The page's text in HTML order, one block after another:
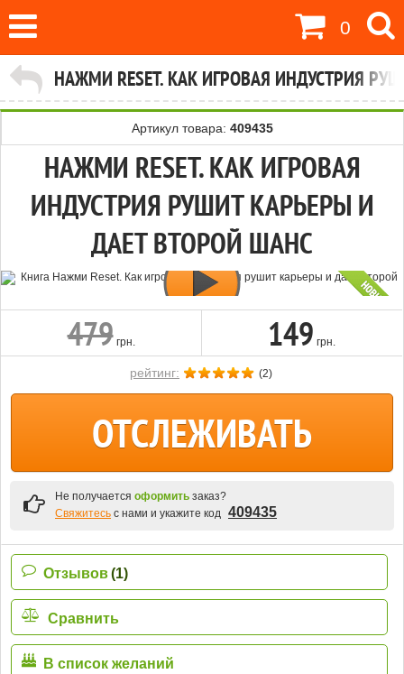
Артикул товара: 409435
НАЖМИ RESET. КАК ИГРОВАЯ
ИНДУСТРИЯ РУШИТ КАРЬЕРЫ И
ДАЕТ ВТОРОЙ ШАНС
479 грн. 149 грн.
рейтинг: (2)
ОТСЛЕЖИВАТЬ
Не получается оформить заказ?
Свяжитесь с нами и укажите код 409435
Отзывов(1)
Сравнить
В список желаний
0
НАЖМИ RESET. КАК ИГРОВАЯ ИНДУСТРИЯ